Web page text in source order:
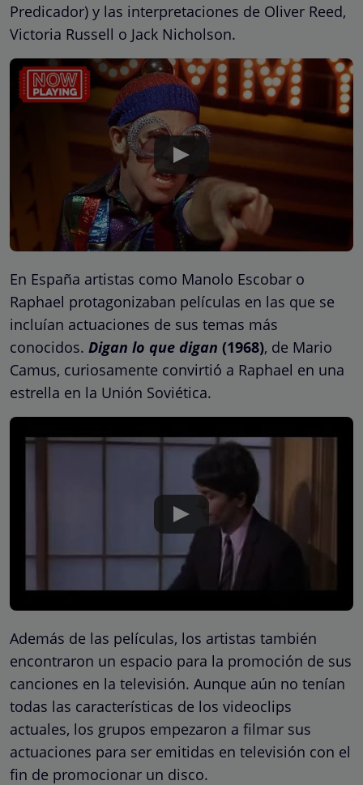
Predicador) y las interpretaciones de Oliver Reed,
Victoria Russell o Jack Nicholson.
En España artistas como Manolo Escobar o
Raphael protagonizaban películas en las que se
incluían actuaciones de sus temas más
conocidos. Digan lo que digan (1968), de Mario
Camus, curiosamente convirtió a Raphael en una
estrella en la Unión Soviética.
Además de las películas, los artistas también
encontraron un espacio para la promoción de sus
canciones en la televisión. Aunque aún no tenían
todas las características de los videoclips
actuales, los grupos empezaron a filmar sus
actuaciones para ser emitidas en televisión con el
fin de promocionar un disco.